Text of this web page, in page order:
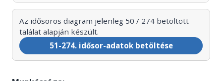
Az idősoros diagram jelenleg 50 / 274 betöltött
találat alapján készült.
51-274. idősor-adatok betöltése